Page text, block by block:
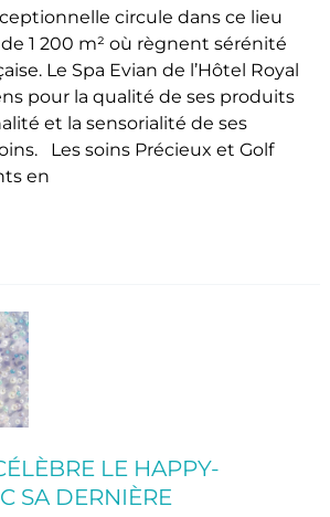
circule dans ce lieu
1 200 m² où règnent sérénité
Le Spa Evian de l’Hôtel Royal
pour la qualité de ses produits
et la sensorialité de ses
Les soins Précieux et Golf
en
LE HAPPY-
SA DERNIÈRE